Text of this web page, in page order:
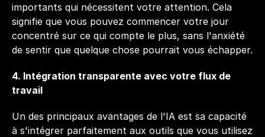
importants qui nécessitent votre attention. Cela
signifie que vous pouvez commencer votre jour
concentré sur ce qui compte le plus, sans l'anxiété
de sentir que quelque chose pourrait vous échapper.
4. Intégration transparente avec votre flux de
travail
Un des principaux avantages de l'IA est sa capacité
à s'intégrer parfaitement aux outils que vous utilisez